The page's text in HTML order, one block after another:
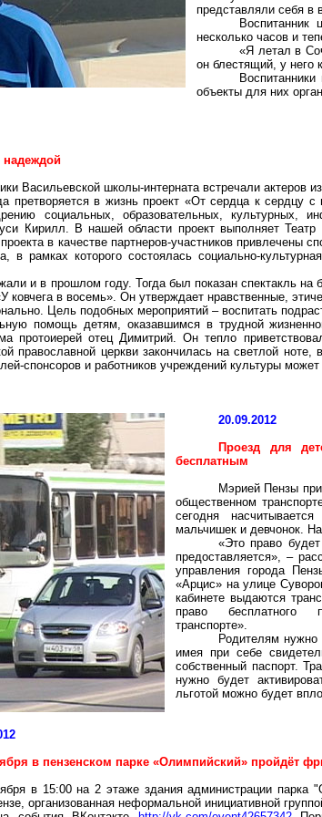
представляли себя в
Воспитанник
несколько часов и
«Я летал в
он блестящий, у него
объекты для них
надеждой
Васильевской школы-интерната встречали актеров
претворяется в жизнь проект «От сердца к сердцу
социальных, образовательных, культурных,
Кирилл. В нашей области проект выполняет
в качестве партнеров-участников
в рамках которого состоялась социально-
и в прошлом году. Тогда был показан спектакль
ковчега в восемь». Он утверждает нравственные,
Цель подобных мероприятий – воспитать
помощь детям, оказавшимся в трудной
протоиерей отецДимитрий. Он тепло
православной церкви закончилась на светлой
спонсоров и работников учреждений культуры
20.09.2012
Проезд для
бесплатным
Мэрией Пензы
общественном
сегодня
мальчишек и девчонок.
«Это право
предоставляется», –
управления города
«Арцис» на улице
кабинете выдаются
право бесплатного
транспорте».
Родителям нужно
имея при себе
собственный паспорт.
нужно будет
льготой можно будет
в пензенском парке «Олимпийский» пройдёт
в 15:00 на 2 этаже здания администрации парка
организованная неформальной инициативной